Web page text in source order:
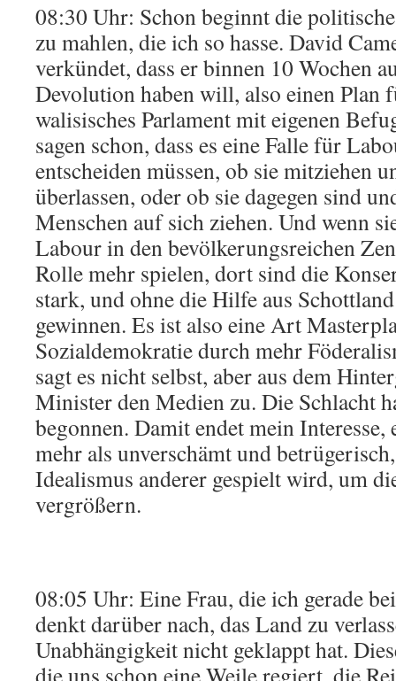
08:30 Uhr: Schon beginnt die
zu mahlen, die ich so hasse. David
verkündet, dass er binnen 10 Wochen
Devolution haben will, also einen Plan
walisisches Parlament mit eigenen
sagen schon, dass es eine Falle für
entscheiden müssen, ob sie mitziehen
überlassen, oder ob sie dagegen sind
Menschen auf sich ziehen. Und wenn
Labour in den bevölkerungsreichen
Rolle mehr spielen, dort sind die
stark, und ohne die Hilfe aus
gewinnen. Es ist also eine Art
Sozialdemokratie durch mehr
sagt es nicht selbst, aber aus dem
Minister den Medien zu. Die Schlacht
begonnen. Damit endet mein Interesse,
mehr als unverschämt und
Idealismus anderer gespielt wird, um
vergrößern.
08:05 Uhr: Eine Frau, die ich gerade
denkt darüber nach, das Land zu
Unabhängigkeit nicht geklappt hat.
die uns schon eine Weile regiert, die